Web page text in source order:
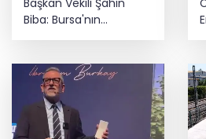
Başkan Vekili Şahin
Biba: Bursa'nın
geleceğini bütüncül